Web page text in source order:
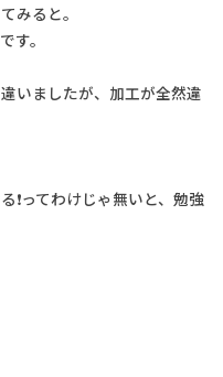
みると。
す。
いましたが、加工が全然違
❗ってわけじゃ無いと、勉強